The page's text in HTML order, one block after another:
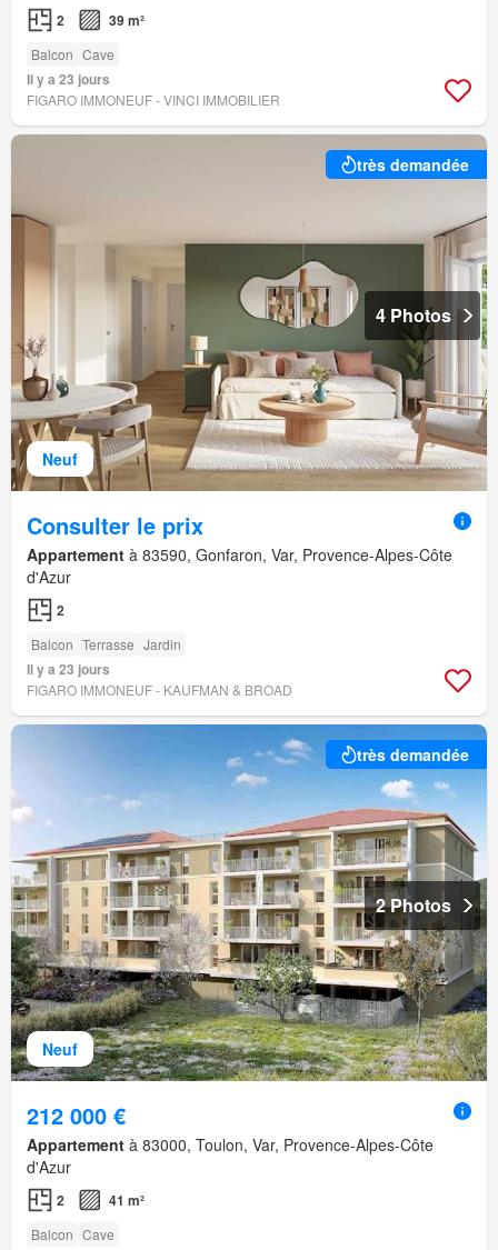
2 39 m²
Balcon Cave
Il y a 23 jours
FIGARO IMMONEUF - VINCI IMMOBILIER
Neuf
très demandée
4 Photos
Consulter le prix
Appartement à 83590, Gonfaron, Var, Provence-Alpes-Côte
d'Azur
2
Balcon Terrasse Jardin
Il y a 23 jours
FIGARO IMMONEUF - KAUFMAN & BROAD
Neuf
très demandée
2 Photos
212 000 €
Appartement à 83000, Toulon, Var, Provence-Alpes-Côte
d'Azur
2 41 m²
Balcon Cave